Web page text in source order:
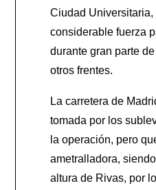
Ciudad
considerable fuerza
durante gran parte
otros frentes.
La carretera de
tomada por los
la operación, pero
ametralladora,
altura de Rivas, por